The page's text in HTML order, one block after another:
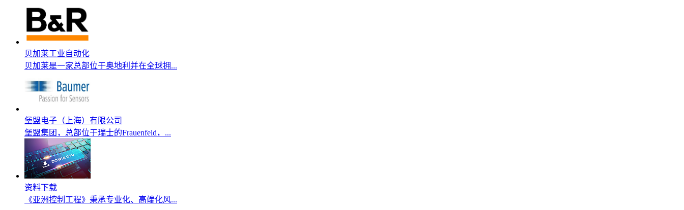
贝加莱工业自动化
贝加莱是一家总部位于奥地利并在全球拥...
堡盟电子（上海）有限公司
堡盟集团，总部位于瑞士的Frauenfeld，...
资料下载
《亚洲控制工程》秉承专业化、高端化风...